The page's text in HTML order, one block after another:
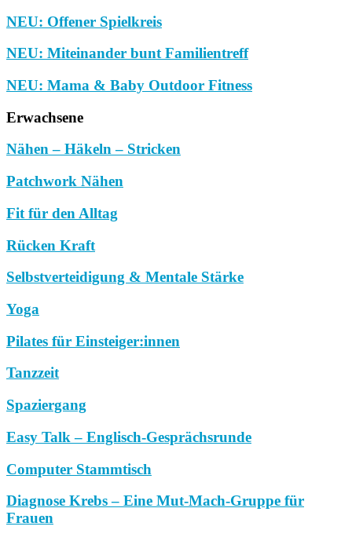
NEU: Offener Spielkreis
NEU: Miteinander bunt Familientreff
NEU: Mama & Baby Outdoor Fitness
Erwachsene
Nähen – Häkeln – Stricken
Patchwork Nähen
Fit für den Alltag
Rücken Kraft
Selbstverteidigung & Mentale Stärke
Yoga
Pilates für Einsteiger:innen
Tanzzeit
Spaziergang
Easy Talk – Englisch-Gesprächsrunde
Computer Stammtisch
Diagnose Krebs – Eine Mut-Mach-Gruppe für
Frauen